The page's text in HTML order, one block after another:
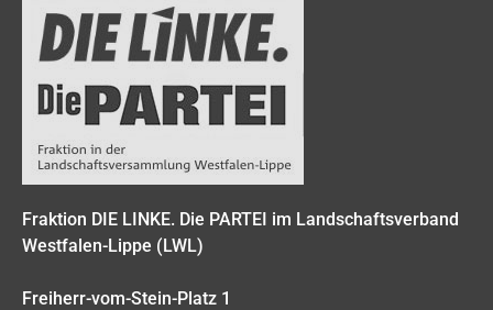
Fraktion DIE LINKE. Die PARTEI im Landschaftsverband
Westfalen-Lippe (LWL)
Freiherr-vom-Stein-Platz 1